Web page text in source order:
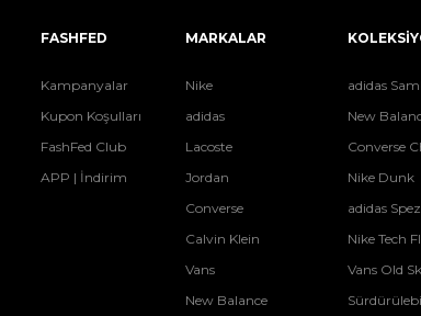
FASHFED
Kampanyalar
Kupon Koşulları
FashFed Club
APP | İndirim
MARKALAR
Nike
adidas
Lacoste
Jordan
Converse
Calvin Klein
Vans
New Balance
adidas
New
Converse
Nike Dunk
adidas
Nike Tech
Vans Old